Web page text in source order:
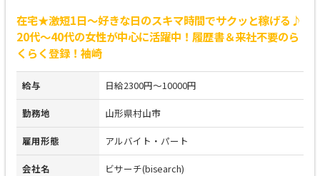
在宅★激短1日～好きな日のスキマ時間でサクッと稼げる♪
20代～40代の女性が中心に活躍中！履歴書＆来社不要のら
くらく登録！袖崎
給与 日給2300円～10000円
勤務地 山形県村山市
雇用形態 アルバイト・パート
会社名 ビサーチ(bisearch)